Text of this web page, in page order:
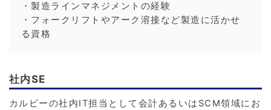
・製造ラインマネジメントの経験
・フォークリフトやアーク溶接など製造に活かせ
る資格
社内SE
カルビーの社内IT担当として会計あるいはSCM領域にお